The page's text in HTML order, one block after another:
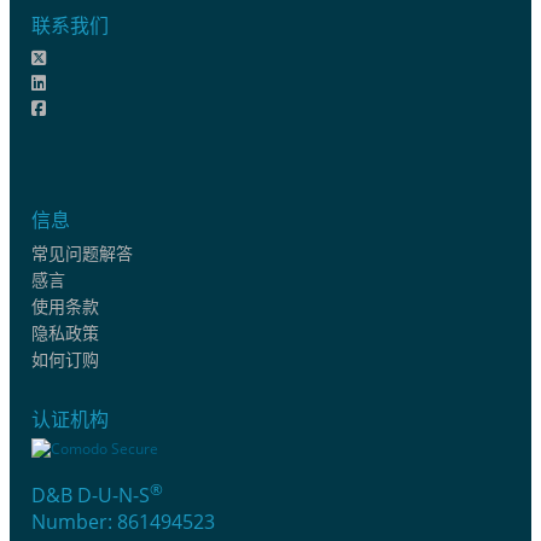
联系我们
信息
常见问题解答
感言
使用条款
隐私政策
如何订购
认证机构
D&B D-U-N-S®
Number: 861494523